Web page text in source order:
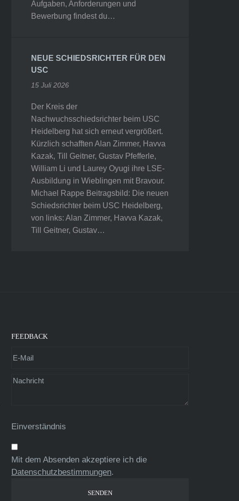
Aufgaben, Anforderungen und
Bewerbung findest du…
NEUE SCHIEDSRICHTER FÜR DEN
USC
15 Juli 2026
Der Kreis der
Nachwuchsschiedsrichter beim USC
Heidelberg hat sich erneut vergrößert.
Kürzlich schafften Alan Zimmer, Havva
Kazak, Till Geitner, Gustav Pfefferle,
William Li und Laurey Oyugi ihre LSE-
Ausbildung in Wieblingen mit Bravour.
Michael Rappe Beitragsbild: Die neuen
Schiedsrichter beim USC Heidelberg,
von links: Alan Zimmer, Havva Kazak,
Till Geitner, Gustav…
FEEDBACK
Einverständnis
Mit dem Absenden akzeptiere ich die
Datenschutzbestimmungen.